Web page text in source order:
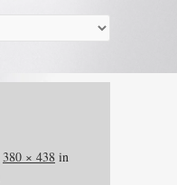
380 × 438 in